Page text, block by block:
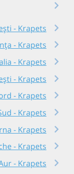
- Krapets
- Krapets
- Krapets
- Krapets
- Krapets
- Krapets
- Krapets
- Krapets
- Krapets